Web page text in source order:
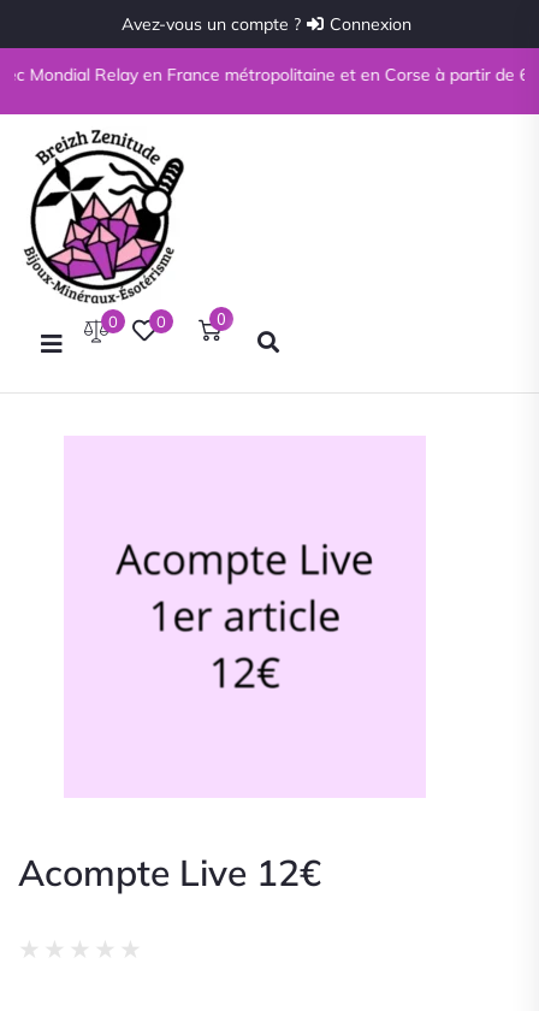
Avez-vous un compte ? Connexion
Mondial Relay en France métropolitaine et en Corse à partir de
0 0 0
Acompte Live 12€
★ ★ ★ ★ ★